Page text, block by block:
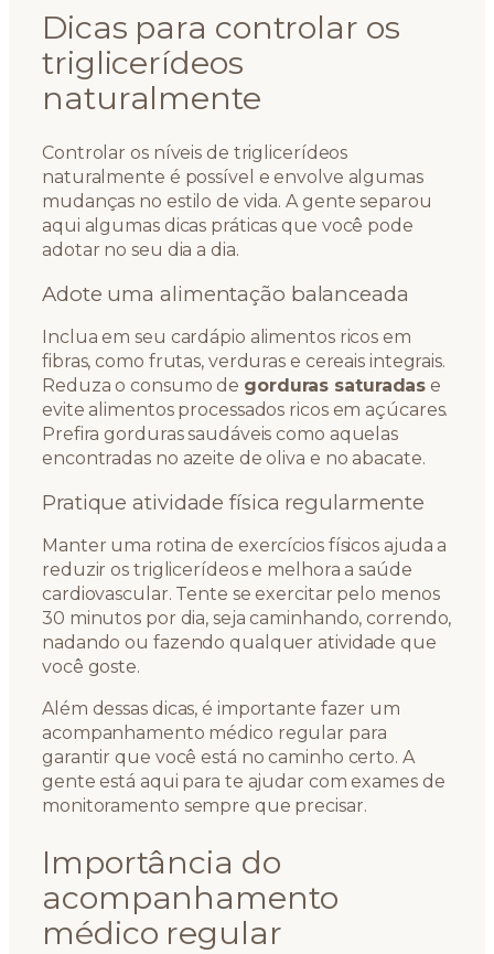
Dicas para controlar os
triglicerídeos
naturalmente
Controlar os níveis de triglicerídeos
naturalmente é possível e envolve algumas
mudanças no estilo de vida. A gente separou
aqui algumas dicas práticas que você pode
adotar no seu dia a dia.
Adote uma alimentação balanceada
Inclua em seu cardápio alimentos ricos em
fibras, como frutas, verduras e cereais integrais.
Reduza o consumo de gorduras saturadas e
evite alimentos processados ricos em açúcares.
Prefira gorduras saudáveis como aquelas
encontradas no azeite de oliva e no abacate.
Pratique atividade física regularmente
Manter uma rotina de exercícios físicos ajuda a
reduzir os triglicerídeos e melhora a saúde
cardiovascular. Tente se exercitar pelo menos
30 minutos por dia, seja caminhando, correndo,
nadando ou fazendo qualquer atividade que
você goste.
Além dessas dicas, é importante fazer um
acompanhamento médico regular para
garantir que você está no caminho certo. A
gente está aqui para te ajudar com exames de
monitoramento sempre que precisar.
Importância do
acompanhamento
médico regular